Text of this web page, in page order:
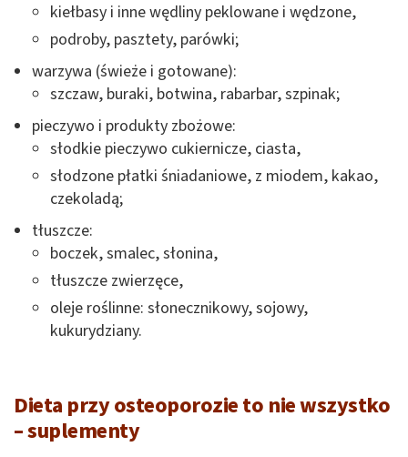
kiełbasy i inne wędliny peklowane i wędzone,
podroby, pasztety, parówki;
warzywa (świeże i gotowane):
szczaw, buraki, botwina, rabarbar, szpinak;
pieczywo i produkty zbożowe:
słodkie pieczywo cukiernicze, ciasta,
słodzone płatki śniadaniowe, z miodem, kakao,
czekoladą;
tłuszcze:
boczek, smalec, słonina,
tłuszcze zwierzęce,
oleje roślinne: słonecznikowy, sojowy,
kukurydziany.
Dieta przy osteoporozie to nie wszystko
– suplementy